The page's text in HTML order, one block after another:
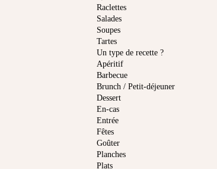
Raclettes
Salades
Soupes
Tartes
Un type de recette ?
Apéritif
Barbecue
Brunch / Petit-déjeuner
Dessert
En-cas
Entrée
Fêtes
Goûter
Planches
Plats